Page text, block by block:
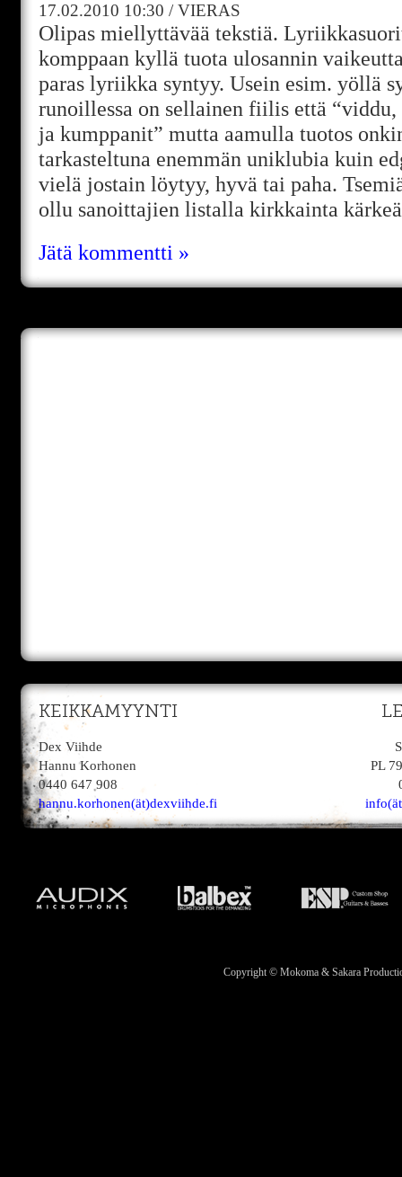
17.02.2010 10:30 /VIERAS
Olipas miellyttävää tekstiä.
komppaan kyllä tuota ulosannin
paras lyriikka syntyy. Usein esim. yöllä
runoillessa on sellainen fiilis että “viddu,
ja kumppanit” mutta aamulla tuotos
tarkasteltuna enemmän uniklubia kuin
vielä jostain löytyy, hyvä tai paha.
ollu sanoittajien listalla kirkkainta
Jätä kommentti »
KEIKKAMYYNTI
Dex Viihde
Hannu Korhonen
0440 647 908
hannu.korhonen(ät)dexviihde.fi
PL
Copyright © Mokoma & Sakara